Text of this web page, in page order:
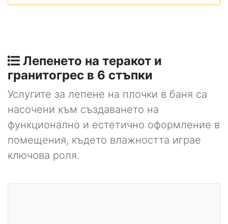
Лепенето на теракот и
гранитогрес в 6 стъпки
Услугите за лепене на плочки в баня са
насочени към създаването на
функционално и естетично оформление в
помещения, където влажността играе
ключова роля.